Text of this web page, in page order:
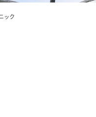
ック